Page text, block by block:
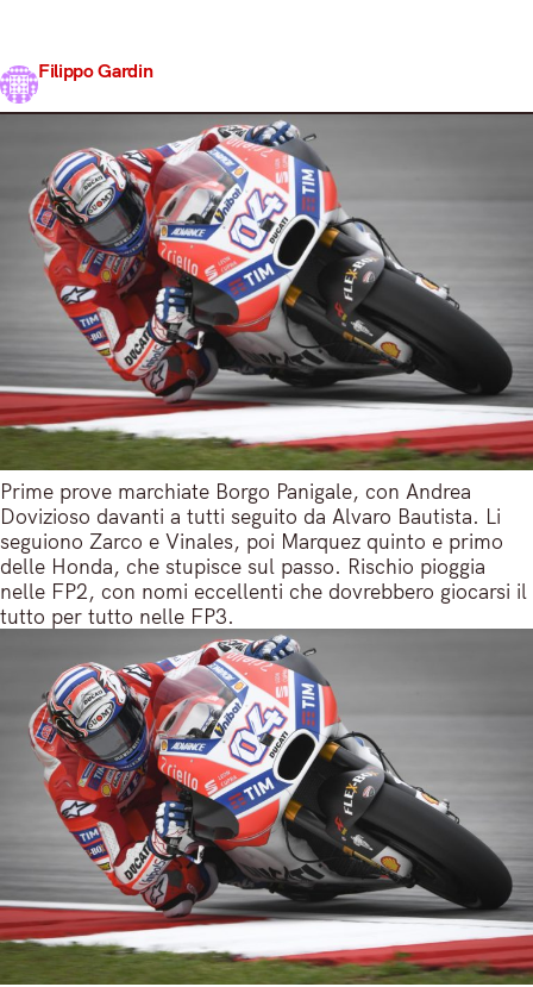
Filippo Gardin
Prime prove marchiate Borgo Panigale, con Andrea
Dovizioso davanti a tutti seguito da Alvaro Bautista. Li
seguiono Zarco e Vinales, poi Marquez quinto e primo
delle Honda, che stupisce sul passo. Rischio pioggia
nelle FP2, con nomi eccellenti che dovrebbero giocarsi il
tutto per tutto nelle FP3.